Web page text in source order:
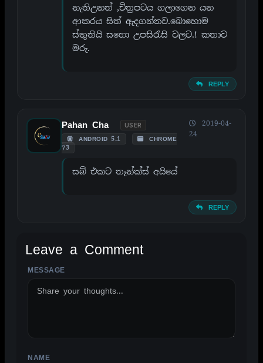
නැතිඋනත් ,චිත්‍රපටය ගලාගෙන යන
ආකරය සිත් ඇදගන්නව.බොහොම
ස්තුතියි සහො උපසිරැසි වලට.! කතාව
මරු.
REPLY
Pahan Cha USER
ANDROID 5.1
CHROME
73
2019-04-
24
සබ් එක⁣ට තෑන්ක්ස් අයියේ
REPLY
Leave a Comment
MESSAGE
NAME
ALTERNATIVE: